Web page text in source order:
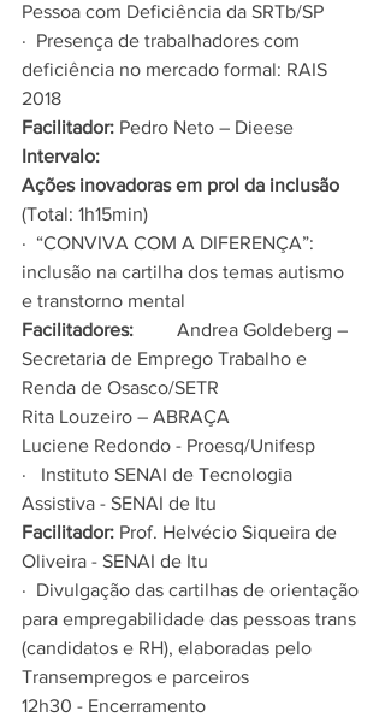
Pessoa com Deficiência da SRTb/SP
·  Presença de trabalhadores com
deficiência no mercado formal: RAIS
2018
Facilitador: Pedro Neto – Dieese
Intervalo:
Ações inovadoras em prol da inclusão
(Total: 1h15min)
·  “CONVIVA COM A DIFERENÇA”:
inclusão na cartilha dos temas autismo
e transtorno mental
Facilitadores: Andrea Goldeberg –
Secretaria de Emprego Trabalho e
Renda de Osasco/SETR
Rita Louzeiro – ABRAÇA
Luciene Redondo - Proesq/Unifesp
·   Instituto SENAI de Tecnologia
Assistiva - SENAI de Itu
Facilitador: Prof. Helvécio Siqueira de
Oliveira - SENAI de Itu
·  Divulgação das cartilhas de orientação
para empregabilidade das pessoas trans
(candidatos e RH), elaboradas pelo
Transempregos e parceiros
12h30 - Encerramento